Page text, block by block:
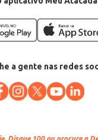
a gente nas redes